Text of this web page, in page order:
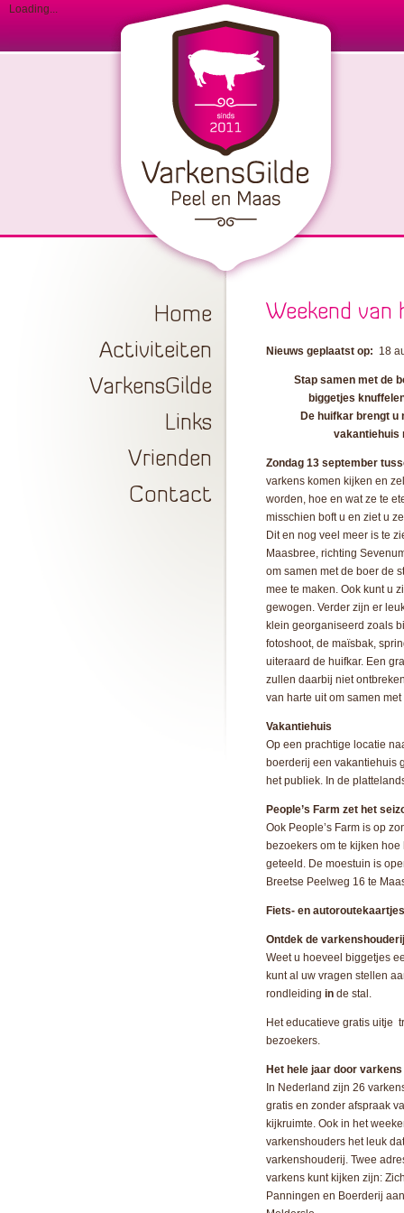
Loading...
Home
Activiteiten
VarkensGilde
Links
Vrienden
Contact
Weekend van
Nieuws geplaatst op: 18
Stap samen met de
biggetjes
De huifkar brengt u
vakantiehuis
Zondag 13 september
varkens komen kijken en
worden, hoe en wat ze te
misschien boft u en ziet u
Dit en nog veel meer is te
Maasbree, richting
om samen met de boer de
mee te maken. Ook kunt u
gewogen. Verder zijn er
klein georganiseerd zoals
fotoshoot, de maïsbak,
uiteraard de huifkar. Een
zullen daarbij niet
van harte uit om samen
Vakantiehuis
Op een prachtige locatie
boerderij een vakantiehuis
het publiek. In de
People’s Farm zet het
Ook People’s Farm is op
bezoekers om te kijken
geteeld. De moestuin is
Breetse Peelweg 16 te
Fiets- en autoroutekaartjes
Ontdek de varkenshouderij
Weet u hoeveel biggetjes
kunt al uw vragen stellen
rondleiding in de stal.
Het educatieve gratis uitje
bezoekers.
Het hele jaar door
In Nederland zijn 26
gratis en zonder afspraak
kijkruimte. Ook in het
varkenshouders het leuk
varkenshouderij. Twee
varkens kunt kijken zijn:
Panningen en Boerderij